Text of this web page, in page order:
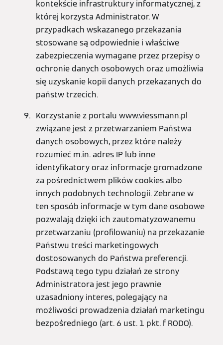
kontekście infrastruktury informatycznej, z
której korzysta Administrator. W
przypadkach wskazanego przekazania
stosowane są odpowiednie i właściwe
zabezpieczenia wymagane przez przepisy o
ochronie danych osobowych oraz umożliwia
się uzyskanie kopii danych przekazanych do
państw trzecich.
Korzystanie z portalu www.viessmann.pl
związane jest z przetwarzaniem Państwa
danych osobowych, przez które należy
rozumieć m.in. adres IP lub inne
identyfikatory oraz informacje gromadzone
za pośrednictwem plików cookies albo
innych podobnych technologii. Zebrane w
ten sposób informacje w tym dane osobowe
pozwalają dzięki ich zautomatyzowanemu
przetwarzaniu (profilowaniu) na przekazanie
Państwu treści marketingowych
dostosowanych do Państwa preferencji.
Podstawą tego typu działań ze strony
Administratora jest jego prawnie
uzasadniony interes, polegający na
możliwości prowadzenia działań marketingu
bezpośredniego (art. 6 ust. 1 pkt. f RODO).